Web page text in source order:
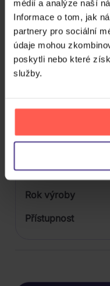
médií a analýze naší
Informace o tom, jak
partnery pro sociální
údaje mohou
poskytli nebo které
služby.
Počet BD
Počet vinyl
Počet KiT
Balení média
Plastový obal
Titulky
Rok výroby
Přístupnost